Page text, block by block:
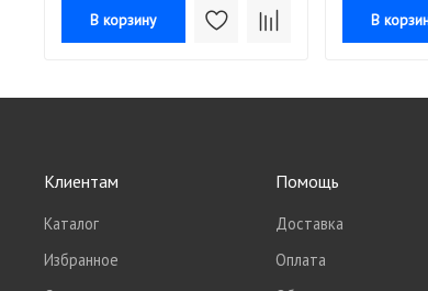
В корзину В
Клиентам
Каталог
Избранное
Помощь
Доставка
Оплата